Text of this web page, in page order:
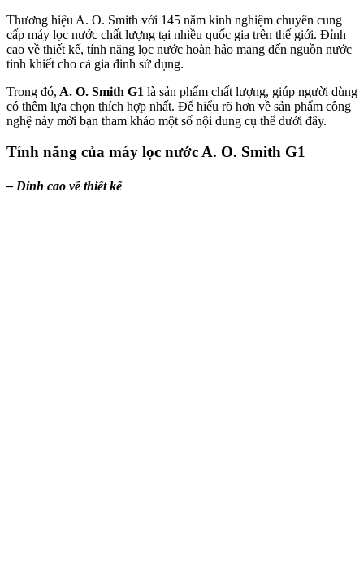
Thương hiệu A. O. Smith với 145 năm kinh nghiệm chuyên cung
cấp máy lọc nước chất lượng tại nhiều quốc gia trên thế giới. Đỉnh
cao về thiết kế, tính năng lọc nước hoàn hảo mang đến nguồn nước
tinh khiết cho cả gia đinh sử dụng.
Trong đó, A. O. Smith G1 là sản phẩm chất lượng, giúp người dùng
có thêm lựa chọn thích hợp nhất. Để hiểu rõ hơn về sản phẩm công
nghệ này mời bạn tham khảo một số nội dung cụ thể dưới đây.
Tính năng của máy lọc nước A. O. Smith G1
– Đỉnh cao về thiết kế